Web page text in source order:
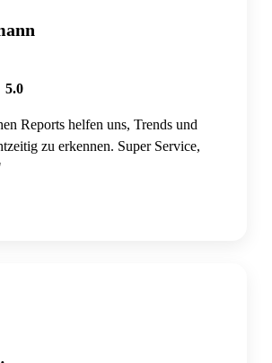
5.0
Reports helfen uns, Trends und
zu erkennen. Super Service,